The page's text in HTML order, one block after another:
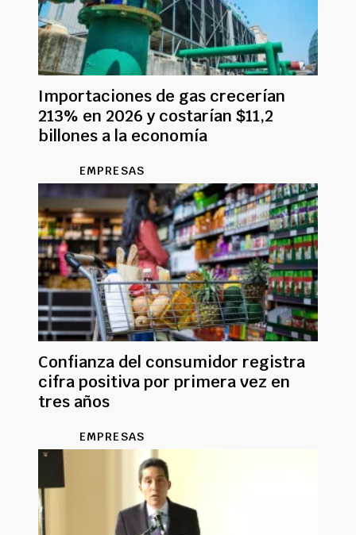
Importaciones de gas crecerían
213% en 2026 y costarían $11,2
billones a la economía
EMPRESAS
Confianza del consumidor registra
cifra positiva por primera vez en
tres años
EMPRESAS